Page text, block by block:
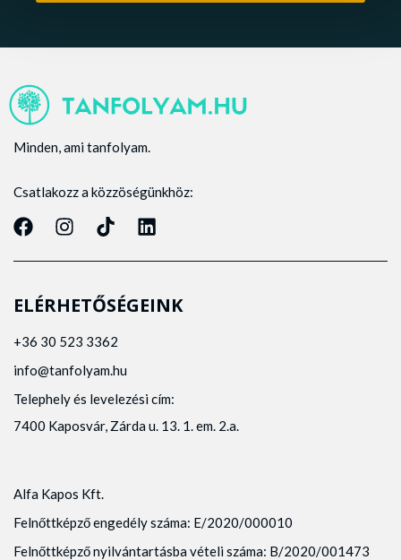
Minden, ami tanfolyam.
Csatlakozz a közzöségünkhöz:
ELÉRHETŐSÉGEINK
+36 30 523 3362
info@tanfolyam.hu
Telephely és levelezési cím:
7400 Kaposvár, Zárda u. 13. 1. em. 2.a.
Alfa Kapos Kft.
Felnőttképző engedély száma: E/2020/000010
Felnőttképző nyilvántartásba vételi száma: B/2020/001473